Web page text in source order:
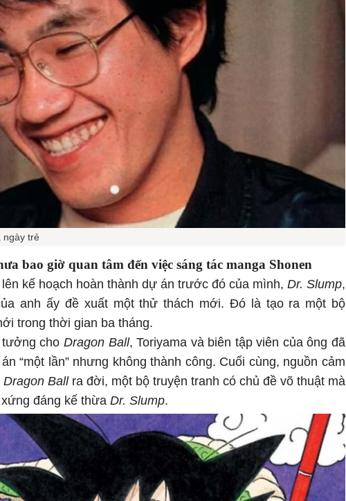
ngày trẻ
bao giờ quan tâm đến việc sáng tác manga Shonen
kế hoạch hoàn thành dự án trước đó của mình, Dr. Slump,
anh ấy đề xuất một thử thách mới. Đó là tạo ra một bộ
trong thời gian ba tháng.
cho Dragon Ball, Toriyama và biên tập viên của ông đã
“một lần” nhưng không thành công. Cuối cùng, nguồn cảm
Dragon Ballra đời, một bộ truyện tranh có chủ đề võ thuật mà
đáng kế thừa Dr. Slump.